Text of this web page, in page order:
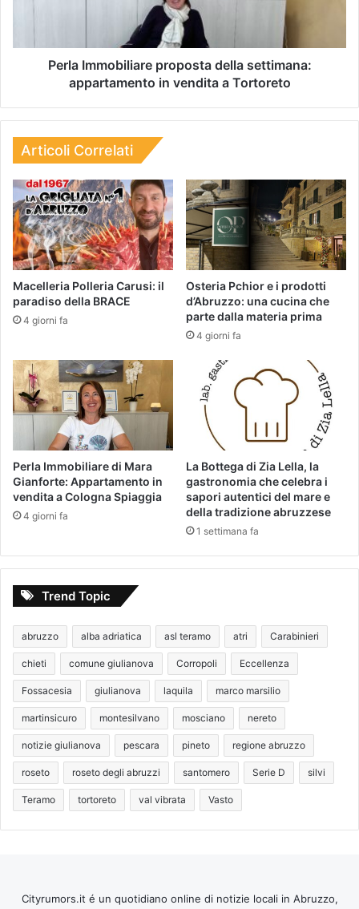
Perla Immobiliare proposta della settimana:
appartamento in vendita a Tortoreto
Articoli Correlati
Macelleria Polleria Carusi: il
paradiso della BRACE
4 giorni fa
Osteria Pchior e i prodotti
d’Abruzzo: una cucina che
parte dalla materia prima
4 giorni fa
Perla Immobiliare di Mara
Gianforte: Appartamento in
vendita a Cologna Spiaggia
4 giorni fa
La Bottega di Zia Lella, la
gastronomia che celebra i
sapori autentici del mare e
della tradizione abruzzese
1 settimana fa
Trend Topic
abruzzo alba adriatica asl teramo atri Carabinieri
chieti comune giulianova Corropoli Eccellenza
Fossacesia giulianova laquila marco marsilio
martinsicuro montesilvano mosciano nereto
notizie giulianova pescara pineto regione abruzzo
roseto roseto degli abruzzi santomero Serie D silvi
Teramo tortoreto val vibrata Vasto
Cityrumors.it é un quotidiano online di notizie locali in Abruzzo,